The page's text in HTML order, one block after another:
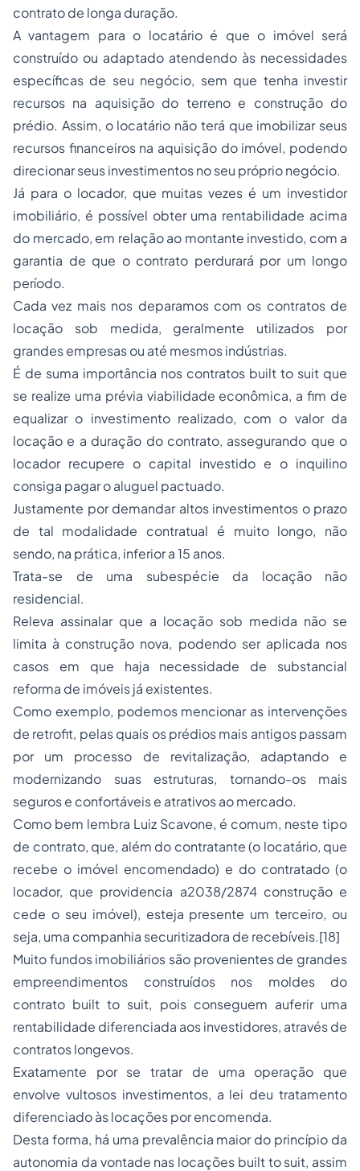
contrato de longa duração.
A vantagem para o locatário é que o imóvel será
construído ou adaptado atendendo às necessidades
específicas de seu negócio, sem que tenha investir
recursos na aquisição do terreno e construção do
prédio. Assim, o locatário não terá que imobilizar seus
recursos financeiros na aquisição do imóvel, podendo
direcionar seus investimentos no seu próprio negócio.
Já para o locador, que muitas vezes é um investidor
imobiliário, é possível obter uma rentabilidade acima
do mercado, em relação ao montante investido, com a
garantia de que o contrato perdurará por um longo
período.
Cada vez mais nos deparamos com os contratos de
locação sob medida, geralmente utilizados por
grandes empresas ou até mesmos indústrias.
É de suma importância nos contratos built to suit que
se realize uma prévia viabilidade econômica, a fim de
equalizar o investimento realizado, com o valor da
locação e a duração do contrato, assegurando que o
locador recupere o capital investido e o inquilino
consiga pagar o aluguel pactuado.
Justamente por demandar altos investimentos o prazo
de tal modalidade contratual é muito longo, não
sendo, na prática, inferior a 15 anos.
Trata-se de uma subespécie da locação não
residencial.
Releva assinalar que a locação sob medida não se
limita à construção nova, podendo ser aplicada nos
casos em que haja necessidade de substancial
reforma de imóveis já existentes.
Como exemplo, podemos mencionar as intervenções
de retrofit, pelas quais os prédios mais antigos passam
por um processo de revitalização, adaptando e
modernizando suas estruturas, tornando-os mais
seguros e confortáveis e atrativos ao mercado.
Como bem lembra Luiz Scavone, é comum, neste tipo
de contrato, que, além do contratante (o locatário, que
recebe o imóvel encomendado) e do contratado (o
locador, que providencia a2038/2874 construção e
cede o seu imóvel), esteja presente um terceiro, ou
seja, uma companhia securitizadora de recebíveis.[18]
Muito fundos imobiliários são provenientes de grandes
empreendimentos construídos nos moldes do
contrato built to suit, pois conseguem auferir uma
rentabilidade diferenciada aos investidores, através de
contratos longevos.
Exatamente por se tratar de uma operação que
envolve vultosos investimentos, a lei deu tratamento
diferenciado às locações por encomenda.
Desta forma, há uma prevalência maior do princípio da
autonomia da vontade nas locações built to suit, assim